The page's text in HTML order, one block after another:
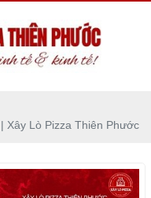
Xây Lò Pizza Thiên Phước